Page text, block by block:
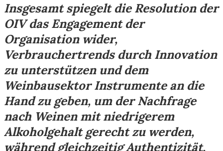
Insgesamt spiegelt die Resolution der
OIV das Engagement der
Organisation wider,
Verbrauchertrends durch Innovation
zu unterstützen und dem
Weinbausektor Instrumente an die
Hand zu geben, um der Nachfrage
nach Weinen mit niedrigerem
Alkoholgehalt gerecht zu werden,
während gleichzeitig Authentizität,